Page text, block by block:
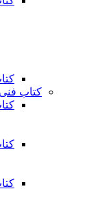
کتاب